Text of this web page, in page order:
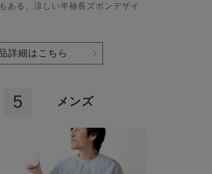
ある、涼しい半袖長ズボンデザイ
詳細はこちら
5 メンズ